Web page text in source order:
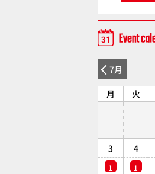
7月
月 火
3
1
4
1